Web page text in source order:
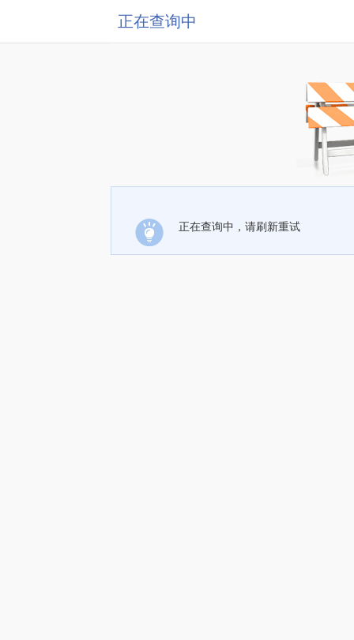
正在查询中
正在查询中，请刷新重试